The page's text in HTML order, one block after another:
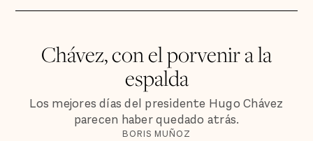
Chávez, con el porvenir a la
espalda
Los mejores días del presidente Hugo Chávez
parecen haber quedado atrás.
BORIS MUÑOZ